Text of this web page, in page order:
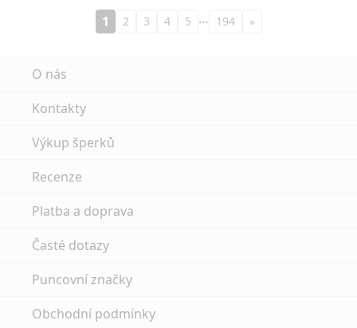
1 2 3 4 5 … 194 »
O nás
Kontakty
Výkup šperků
Recenze
Platba a doprava
Časté dotazy
Puncovní značky
Obchodní podmínky